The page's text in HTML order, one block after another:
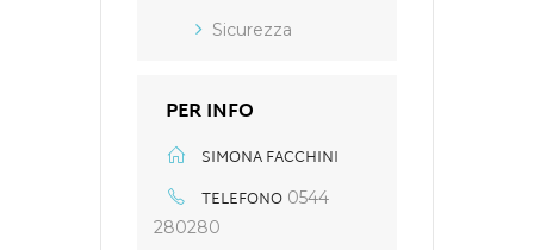
Sicurezza
PER INFO
SIMONA FACCHINI
TELEFONO 0544
280280